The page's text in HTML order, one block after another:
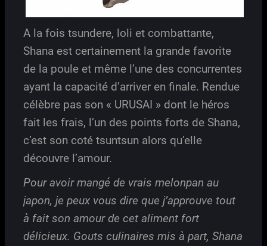
A la fois tsundere, loli et combattante,
Shana est certainement la grande favorite
de la poule et même l’une des concurrentes
ayant la capacité d’arriver en finale. Rendue
célèbre pas son « URUSAI » dont le héros
fait les frais, l’un des points forts de Shana,
c’est son coté tsuntsun alors qu’elle
découvre l’amour.
Pour avoir mangé de vrais melonpan au
japon, je peux vous dire que j’approuve tout
à fait son amour de cet aliment fort
délicieux. Gouts culinaires mis à part, Shana